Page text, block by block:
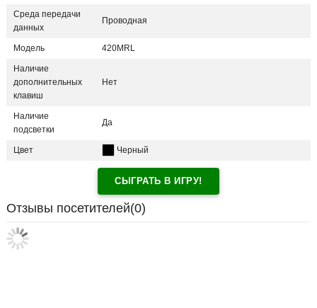
Среда передачи
данных
Проводная
Модель 420MRL
Наличие
дополнительных
клавиш
Нет
Наличие
подсветки
Да
Цвет Черный
СЫГРАТЬ В ИГРУ!
Отзывы посетителей(0)